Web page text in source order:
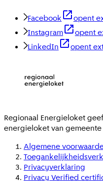
Facebook
opent
Instagram
opent
LinkedIn
opent
Regionaal Energieloket
energieloket van gemeente
Algemene
Privacyverklaring
Privacy Verified